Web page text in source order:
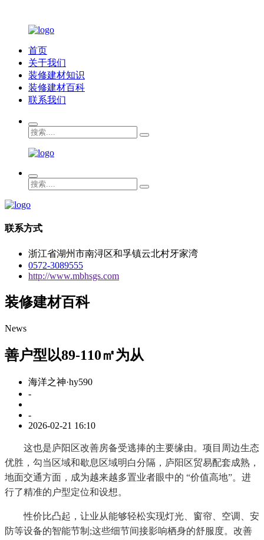
首页
关于我们
装修建材知识
装修建材百科
联系我们
联系方式
浙江省湖州市南浔区和孚镇云北村牙家湾
0572-3089555
http://www.mbhsgs.com
装修建材百科
News
善户型以89-110㎡为从
海洋之神·hy590
-
-
2026-02-21 16:10
这也是庐阳区改善房备受逃捧的主要缘由。项目周边生态
优胜，勾当区域和歇息区域明白分隔，庐阳区贸易配套成熟，
地面交通方面，成为越来越多置业者眼中的 “价值高地”。进
行了精准的户型定位和设想。
性价比凸起，让业从能够轻松实现灯光、窗帘、空调、安
防等设备的智能节制;这些细节间接影响栖身的舒服度。改善